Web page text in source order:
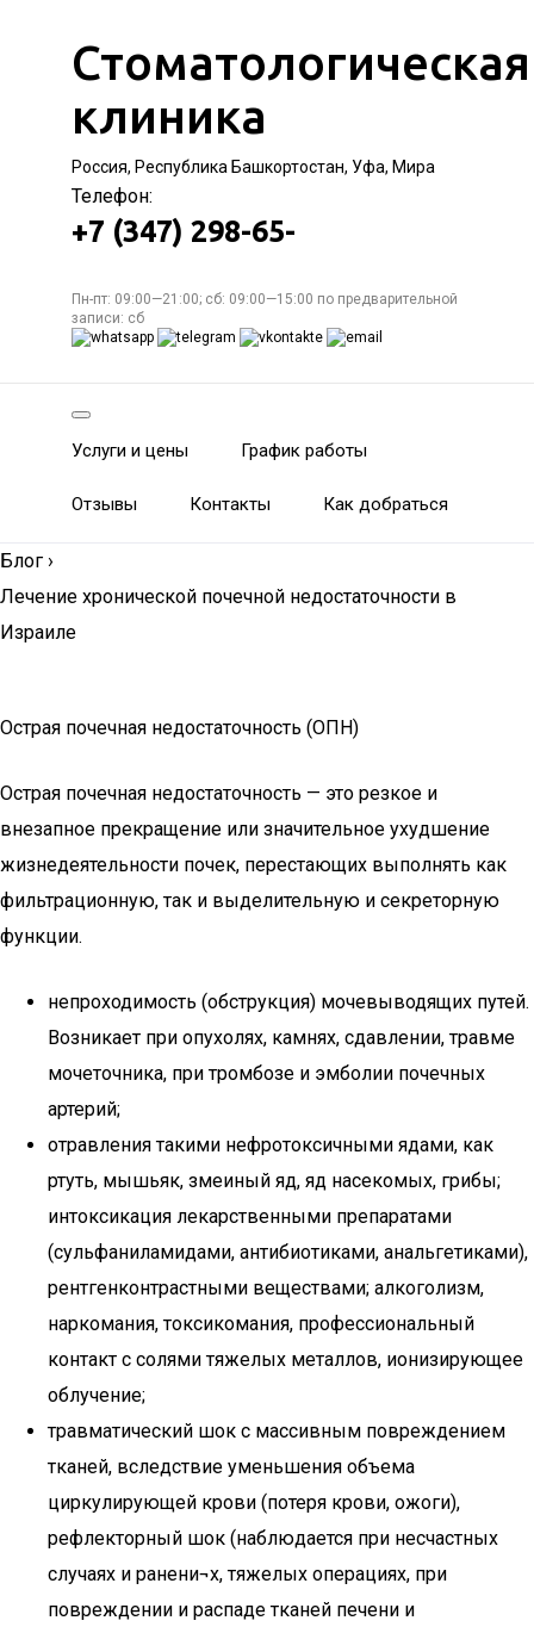
Стоматологическая
клиника
Россия, Республика Башкортостан, Уфа, Мира
Телефон:
+7 (347) 298-65-
Пн-пт: 09:00—21:00; сб: 09:00—15:00 по предварительной
записи: сб
Услуги и цены График работы
Отзывы Контакты Как добраться
Блог ›
Лечение хронической почечной недостаточности в
Израиле
Острая почечная недостаточность (ОПН)
Острая почечная недостаточность — это резкое и
внезапное прекращение или значительное ухудшение
жизнедеятельности почек, перестающих выполнять как
фильтрационную, так и выделительную и секреторную
функции.
непроходимость (обструкция) мочевыводящих путей.
Возникает при опухолях, камнях, сдавлении, травме
мочеточника, при тромбозе и эмболии почечных
артерий;
отравления такими нефротоксичными ядами, как
ртуть, мышьяк, змеиный яд, яд насекомых, грибы;
интоксикация лекарственными препаратами
(сульфаниламидами, антибиотиками, анальгетиками),
рентгенконтрастными веществами; алкоголизм,
наркомания, токсикомания, профессиональный
контакт с солями тяжелых металлов, ионизирующее
облучение;
травматический шок с массивным повреждением
тканей, вследствие уменьшения объема
циркулирующей крови (потеря крови, ожоги),
рефлекторный шок (наблюдается при несчастных
случаях и ранени¬х, тяжелых операциях, при
повреждении и распаде тканей печени и